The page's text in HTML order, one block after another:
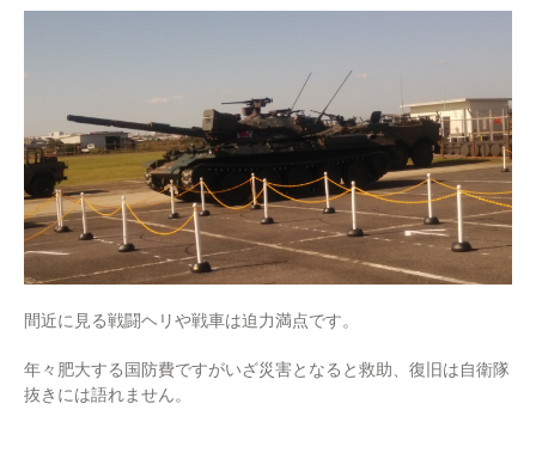
間近に見る戦闘ヘリや戦車は迫力満点です。
年々肥大する国防費ですがいざ災害となると救助、復旧は自衛隊
抜きには語れません。